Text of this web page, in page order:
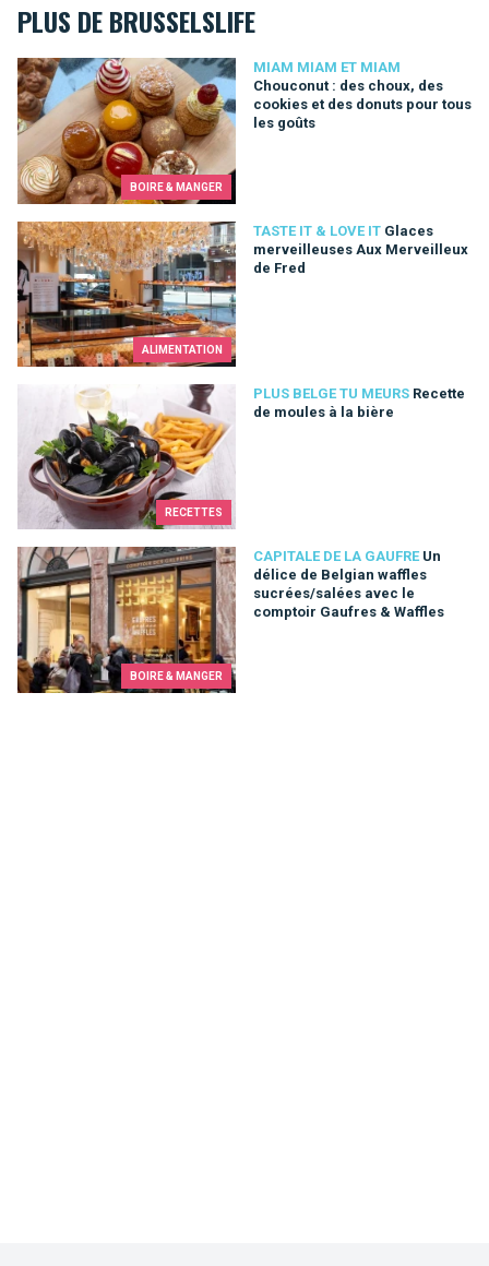
PLUS DE BRUSSELSLIFE
BOIRE & MANGER
MIAM MIAM ET MIAM
Chouconut : des choux, des
cookies et des donuts pour tous
les goûts
Chouconut : des choux, des cookies et des donuts pour tous
ALIMENTATION
TASTE IT & LOVE IT Glaces
merveilleuses Aux Merveilleux
de Fred
Glaces merveilleuses Aux Merveilleux de Fred
RECETTES
PLUS BELGE TU MEURS Recette
de moules à la bière
Recette de moules à la bière
BOIRE & MANGER
CAPITALE DE LA GAUFRE Un
délice de Belgian waffles
sucrées/salées avec le
comptoir Gaufres & Waffles
Un délice de Belgian waffles sucrées/salées avec le